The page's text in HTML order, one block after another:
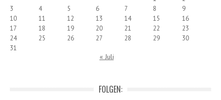
3
4 5 6 7 8
9
10
11 12 13 14 15
16
17
18 19 20 21 22
23
24
25 26 27 28 29
30
31
« Juli
FOLGEN: